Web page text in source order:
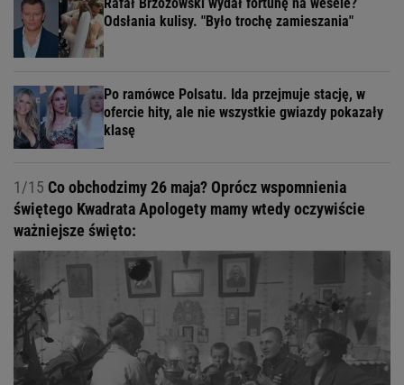
Odsłania kulisy. "Było trochę zamieszania"
Po ramówce Polsatu. Ida przejmuje stację, w
ofercie hity, ale nie wszystkie gwiazdy pokazały
klasę
1/15 Co obchodzimy 26 maja? Oprócz wspomnienia
świętego Kwadrata Apologety mamy wtedy oczywiście
ważniejsze święto: